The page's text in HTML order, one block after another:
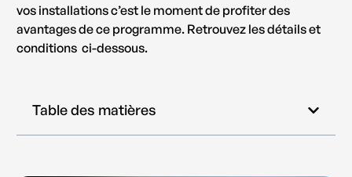
vos installations c’est le moment de profiter des
avantages de ce programme. Retrouvez les détails et
conditions ci-dessous.
Table des matières